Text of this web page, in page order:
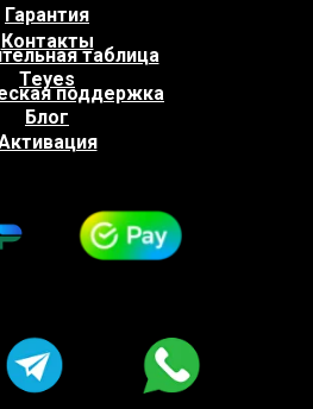
Контакты
таблица
Teyes
Блог
поддержка
Гарантия